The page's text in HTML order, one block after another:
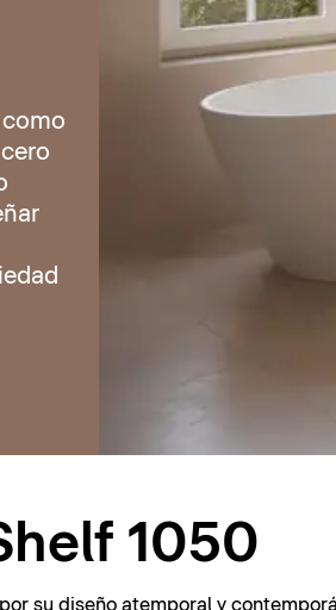
1050
su diseño atemporal y